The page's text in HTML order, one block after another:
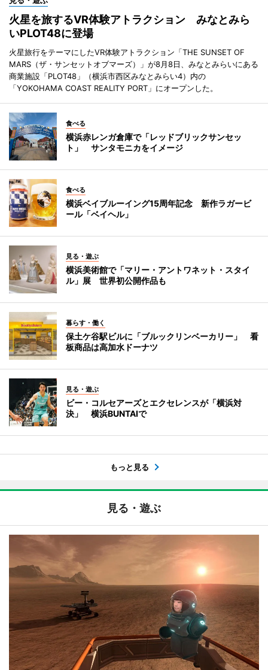
火星を旅するVR体験アトラクション みなとみら
いPLOT48に登場
火星旅行をテーマにしたVR体験アトラクション「THE SUNSET OF
MARS（ザ・サンセットオブマーズ）」が8月8日、みなとみらいにある
商業施設「PLOT48」（横浜市西区みなとみらい4）内の
「YOKOHAMA COAST REALITY PORT」にオープンした。
食べる
横浜赤レンガ倉庫で「レッドブリックサンセッ
ト」 サンタモニカをイメージ
食べる
横浜ベイブルーイング15周年記念 新作ラガービ
ール「ベイヘル」
見る・遊ぶ
横浜美術館で「マリー・アントワネット・スタイ
ル」展 世界初公開作品も
暮らす・働く
保土ケ谷駅ビルに「ブルックリンベーカリー」 看
板商品は高加水ドーナツ
見る・遊ぶ
ビー・コルセアーズとエクセレンスが「横浜対
決」 横浜BUNTAIで
もっと見る
見る・遊ぶ